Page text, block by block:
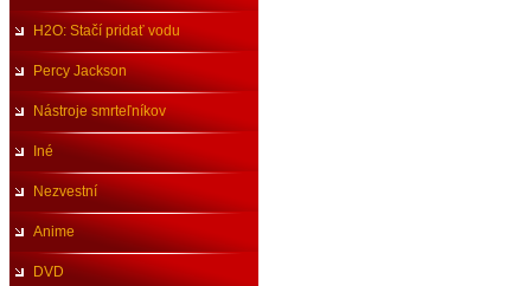
H2O: Stačí pridať vodu
Percy Jackson
Nástroje smrteľníkov
Iné
Nezvestní
Anime
DVD